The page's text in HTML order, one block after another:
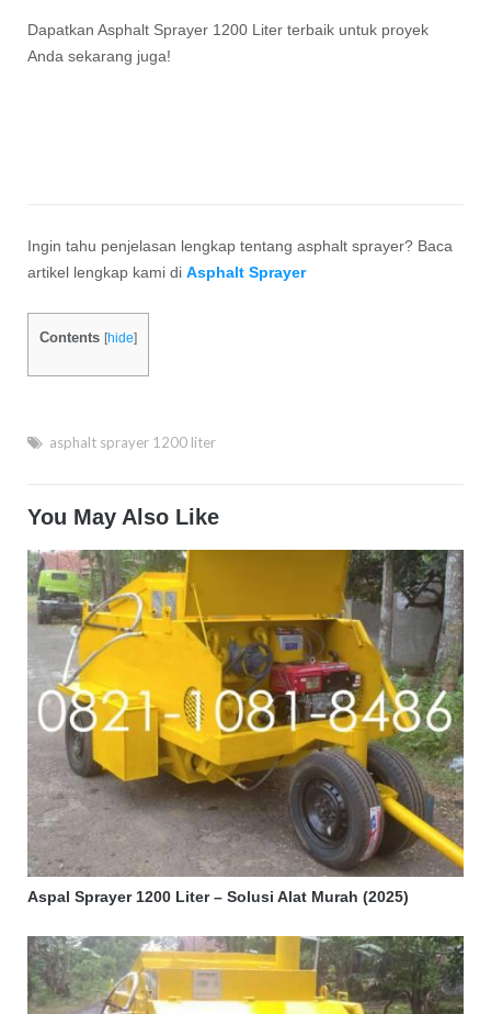
Dapatkan Asphalt Sprayer 1200 Liter terbaik untuk proyek
Anda sekarang juga!
Ingin tahu penjelasan lengkap tentang asphalt sprayer? Baca
artikel lengkap kami di Asphalt Sprayer
Contents [hide]
asphalt sprayer 1200 liter
You May Also Like
Aspal Sprayer 1200 Liter – Solusi Alat Murah (2025)